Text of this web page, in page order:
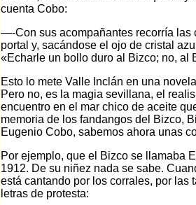
cuenta Cobo:
—-Con sus acompañantes recorría las
portal y, sacándose el ojo de cristal
«Echarle un bollo duro al Bizco; no, al
Esto lo mete Valle Inclán en una
Pero no, es la magia sevillana, el
encuentro en el mar chico de aceite
memoria de los fandangos del Bizco,
Eugenio Cobo, sabemos ahora unas
Por ejemplo, que el Bizco se llamaba
1912. De su niñez nada se sabe.
está cantando por los corrales, por las
letras de protesta: